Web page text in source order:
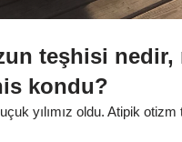
teşhisi nedir,
kondu?
yılımız oldu. Atipik otizm